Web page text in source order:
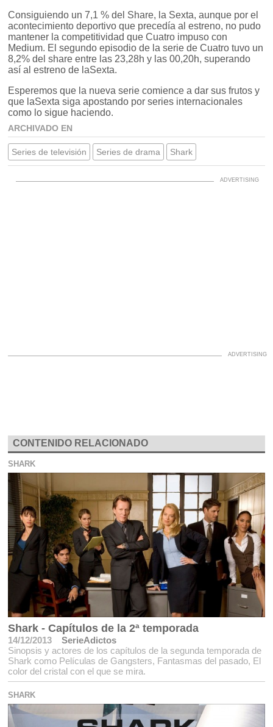
Consiguiendo un 7,1 % del Share, la Sexta, aunque por el
acontecimiento deportivo que precedía al estreno, no pudo
mantener la competitividad que Cuatro impuso con
Medium. El segundo episodio de la serie de Cuatro tuvo un
8,2% del share entre las 23,28h y las 00,20h, superando
así al estreno de laSexta.
Esperemos que la nueva serie comience a dar sus frutos y
que laSexta siga apostando por series internacionales
como lo sigue haciendo.
ARCHIVADO EN
Series de televisión Series de drama Shark
CONTENIDO RELACIONADO
SHARK
Shark - Capítulos de la 2ª temporada
14/12/2013
SerieAdictos
Sinopsis y actores de los capítulos de la segunda temporada de
Shark como Películas de Gangsters, Fantasmas del pasado, El
color del cristal con el que se mira.
SHARK